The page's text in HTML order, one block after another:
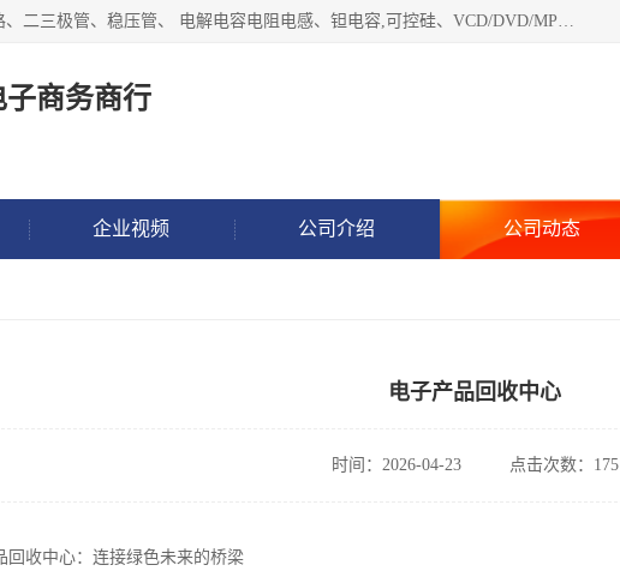
长期现金收购以下直插DIP,贴片SMD元器件:集成电路、二三极管、稳压管、 电解电容电阻电感、钽电容,可控硅、VCD/DVD/MP3激光头、红外发射接收、行管、 BGA芯片,霍尔元件、发光管、晶振,继电器,舌簧管舌簧继电器等各种电子元器件 , 量大量小不限!QQ9 联系电话谢先生 E-mail
商务商行
企业视频 公司介绍 公司动态
电子产品回收中心
时间：2026-04-23 点击次数：175
回收中心：连接绿色未来的桥梁